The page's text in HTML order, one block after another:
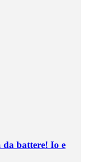
battere! Io e